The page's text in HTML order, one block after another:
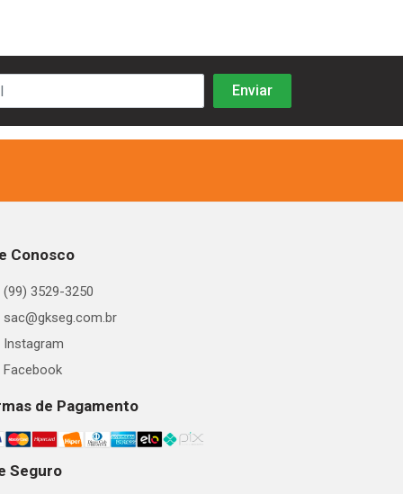
Conosco
(99) 3529-3250
sac@gkseg.com.br
Instagram
Facebook
de Pagamento
Seguro